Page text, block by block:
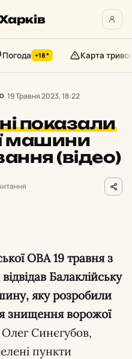
Погода +18° Карта тривог
19 Травня 2023, 18:22
показали
машини
(відео)
ОВА 19 травня з
Балаклійську
яку розробили
знищення ворожої
Синєгубов,
пункти